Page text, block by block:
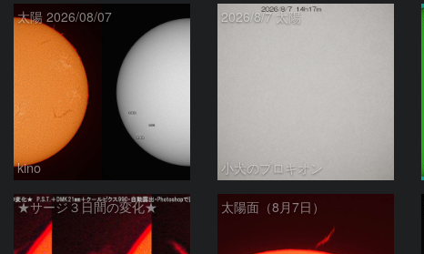
太陽 2026/08/07
kino
2026/8/7 太陽
小犬のプロキオン
★サージ３日間の変化★ 太陽面（8月7日）